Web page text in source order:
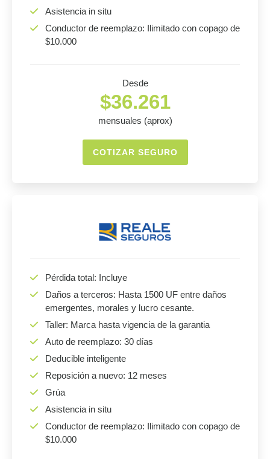
Asistencia in situ
Conductor de reemplazo: Ilimitado con copago de
$10.000
Desde
$36.261
mensuales (aprox)
COTIZAR SEGURO
Pérdida total: Incluye
Daños a terceros: Hasta 1500 UF entre daños
emergentes, morales y lucro cesante.
Taller: Marca hasta vigencia de la garantia
Auto de reemplazo: 30 días
Deducible inteligente
Reposición a nuevo: 12 meses
Grúa
Asistencia in situ
Conductor de reemplazo: Ilimitado con copago de
$10.000